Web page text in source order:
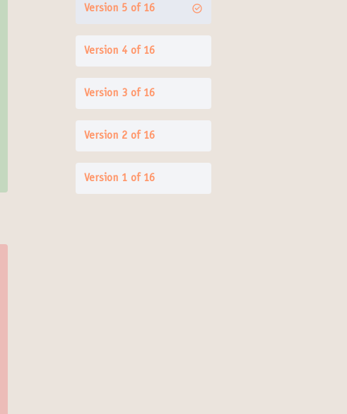
Version 5 of 16
Version 4 of 16
Version 3 of 16
Version 2 of 16
Version 1 of 16